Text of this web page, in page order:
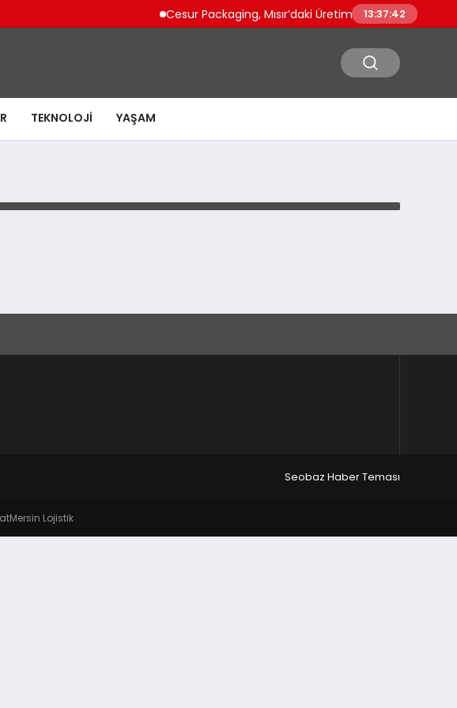
Cesur Packaging, Mısır’daki Üretim Üssünü Büyütüyor
13:37:42
TEKNOLOJI YAŞAM
Seobaz Haber Teması
Mersin Lojistik